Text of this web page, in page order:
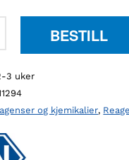
BESTILL
3 uker
og kjemikalier,